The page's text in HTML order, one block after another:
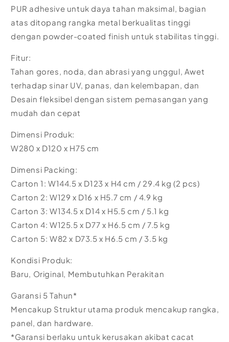
PUR adhesive untuk daya tahan maksimal, bagian
atas ditopang rangka metal berkualitas tinggi
dengan powder-coated finish untuk stabilitas tinggi.
Fitur:
Tahan gores, noda, dan abrasi yang unggul, Awet
terhadap sinar UV, panas, dan kelembapan, dan
Desain fleksibel dengan sistem pemasangan yang
mudah dan cepat
Dimensi Produk:
W280 x D120 x H75 cm
Dimensi Packing:
Carton 1: W144.5 x D123 x H4 cm / 29.4 kg (2 pcs)
Carton 2: W129 x D16 x H5.7 cm / 4.9 kg
Carton 3: W134.5 x D14 x H5.5 cm / 5.1 kg
Carton 4: W125.5 x D77 x H6.5 cm / 7.5 kg
Carton 5: W82 x D73.5 x H6.5 cm / 3.5 kg
Kondisi Produk:
Baru, Original, Membutuhkan Perakitan
Garansi 5 Tahun*
Mencakup Struktur utama produk mencakup rangka,
panel, dan hardware.
*Garansi berlaku untuk kerusakan akibat cacat